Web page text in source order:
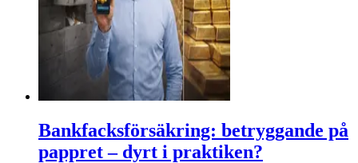
Bankfacksförsäkring: betryggande på
pappret – dyrt i praktiken?